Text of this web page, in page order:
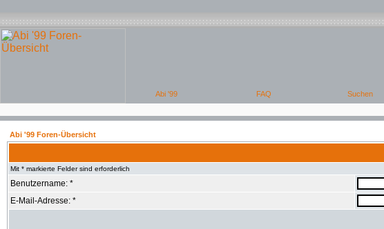
Abi '99 Foren-Übersicht
Mit * markierte Felder sind erforderlich
Benutzername: *
E-Mail-Adresse: *